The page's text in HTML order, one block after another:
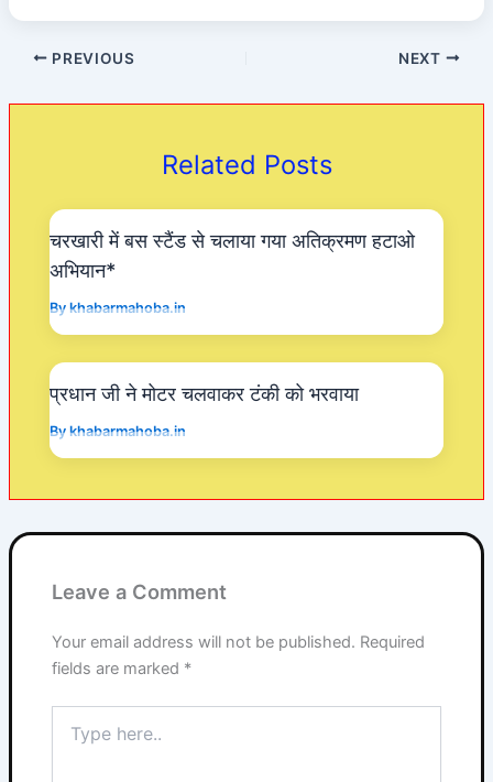
c
e
b
k
at
s
A
a
m
PREVIOUS NEXT
Related Posts
चरखारी में बस स्टैंड से चलाया गया अतिक्रमण हटाओ
अभियान*
Bykhabarmahoba.in
प्रधान जी ने मोटर चलवाकर टंकी को भरवाया
Bykhabarmahoba.in
Leave a Comment
Your email address will not be published. Required
fields are marked *
here..